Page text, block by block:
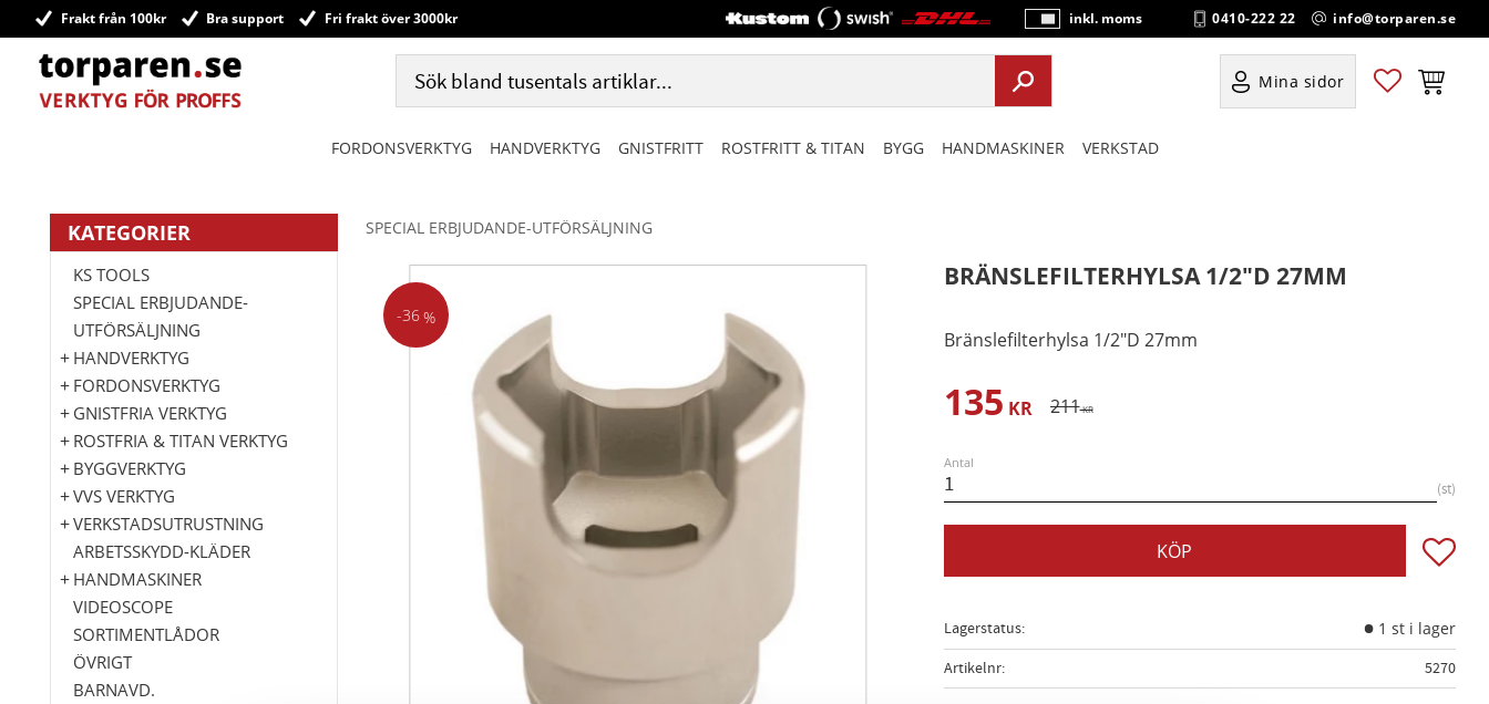
Frakt från 100kr Bra support Fri frakt över 3000kr
P
ri
s
e
vi
inkl. moms 0410-222 22 info@torparen.se
Mina sidor Favoriter
FORDONSVERKTYG HANDVERKTYG GNISTFRITT ROSTFRITT & TITAN BYGG HANDMASKINER VERKSTAD
SPECIAL ERBJUDANDE-UTFÖRSÄLJNING
BRÄNSLEFILTERHYLSA 1/2"D 27MM
Bränslefilterhylsa 1/2"D 27mm
36%
Nedsatt pris:
135 KR Ordinarie pris:
211KR
Antal
st
KÖP Lägg
Lagerstatus
1 st i lager
Artikelnr
5270
KATEGORIER
KS TOOLS
SPECIAL ERBJUDANDE-
UTFÖRSÄLJNING
HANDVERKTYG
FORDONSVERKTYG
GNISTFRIA VERKTYG
ROSTFRIA & TITAN VERKTYG
BYGGVERKTYG
VVS VERKTYG
VERKSTADSUTRUSTNING
ARBETSSKYDD-KLÄDER
HANDMASKINER
VIDEOSCOPE
SORTIMENTLÅDOR
ÖVRIGT
BARNAVD.